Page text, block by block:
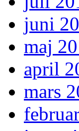
juni
maj
april
mars